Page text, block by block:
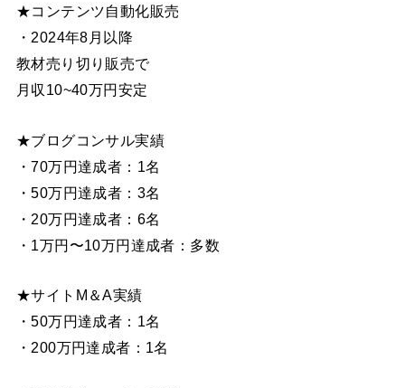
★コンテンツ自動化販売
・2024年8月以降
教材売り切り販売で
月収10~40万円安定
★ブログコンサル実績
・70万円達成者：1名
・50万円達成者：3名
・20万円達成者：6名
・1万円〜10万円達成者：多数
★サイトM＆A実績
・50万円達成者：1名
・200万円達成者：1名